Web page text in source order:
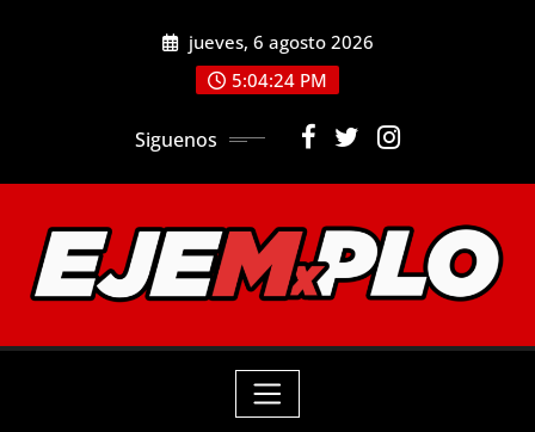
jueves, 6 agosto 2026
5:04:26 PM
Siguenos